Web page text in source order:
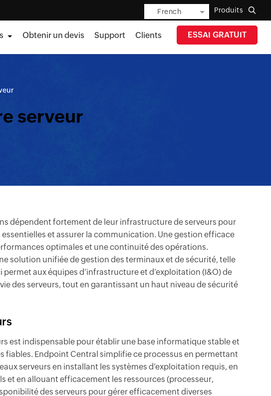
French Produits
ESSAI GRATUIT
Obtenir un devis Support Clients
serveur
dépendent fortement de leur infrastructure de serveurs pour
et assurer la communication. Une gestion efficace
optimales et une continuité des opérations.
solution unifiée de gestion des terminaux et de sécurité, telle
permet aux équipes d’infrastructure et d’exploitation (I&O) de
des serveurs, tout en garantissant un haut niveau de sécurité
est indispensable pour établir une base informatique stable et
fiables. Endpoint Central simplifie ce processus en permettant
serveurs en installant les systèmes d’exploitation requis, en
et en allouant efficacement les ressources (processeur,
des serveurs pour gérer efficacement diverses